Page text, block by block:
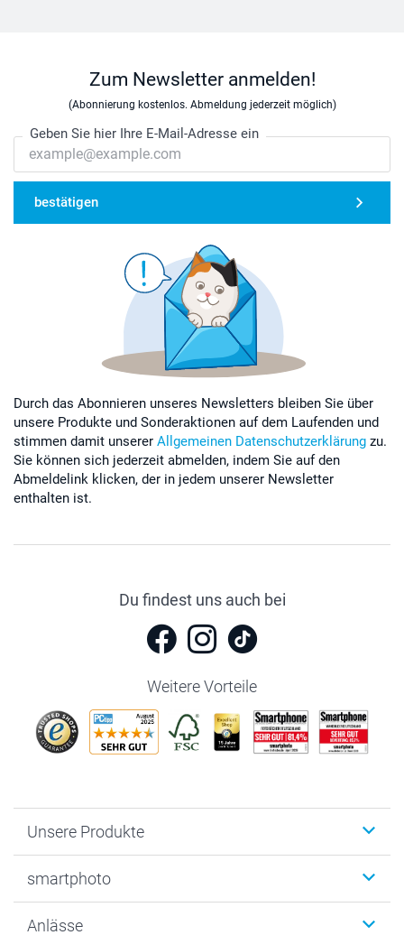
Zum Newsletter anmelden!
(Abonnierung kostenlos. Abmeldung jederzeit möglich)
Geben Sie hier Ihre E-Mail-Adresse ein
bestätigen
Durch das Abonnieren unseres Newsletters bleiben Sie über
unsere Produkte und Sonderaktionen auf dem Laufenden und
stimmen damit unserer Allgemeinen Datenschutzerklärung zu.
Sie können sich jederzeit abmelden, indem Sie auf den
Abmeldelink klicken, der in jedem unserer Newsletter
enthalten ist.
Du findest uns auch bei
Weitere Vorteile
Unsere Produkte
Fotogeschenke
smartphoto
Anlässe